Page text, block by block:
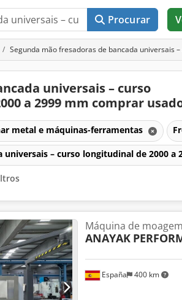
Procurar
Segunda mão fresadoras de bancada universais
universais – curso
a 2999 mm comprar
metal e máquinas-ferramentas
universais – curso longitudinal de 2000 a
España 400 km
Máquina de moagem
ANAYAK